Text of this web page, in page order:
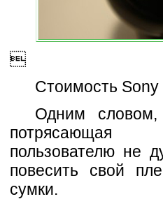

Стоимость
Одним
потрясающая
пользователю не
повесить свой
сумки.